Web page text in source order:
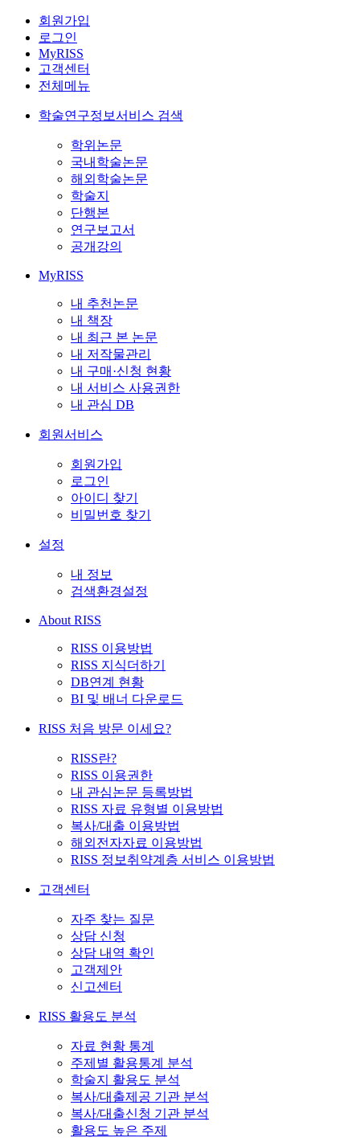
회원가입
로그인
MyRISS
고객센터
전체메뉴
학술연구정보서비스 검색
학위논문
국내학술논문
해외학술논문
학술지
단행본
연구보고서
공개강의
MyRISS
내 추천논문
내 책장
내 최근 본 논문
내 저작물관리
내 구매·신청 현황
내 서비스 사용권한
내 관심 DB
회원서비스
회원가입
로그인
아이디 찾기
비밀번호 찾기
설정
내 정보
검색환경설정
About RISS
RISS 이용방법
RISS 지식더하기
DB연계 현황
BI 및 배너 다운로드
RISS 처음 방문 이세요?
RISS란?
RISS 이용권한
내 관심논문 등록방법
RISS 자료 유형별 이용방법
복사/대출 이용방법
해외전자자료 이용방법
RISS 정보취약계층 서비스 이용방법
고객센터
자주 찾는 질문
상담 신청
상담 내역 확인
고객제안
신고센터
RISS 활용도 분석
자료 현황 통계
주제별 활용통계 분석
학술지 활용도 분석
복사/대출제공 기관 분석
복사/대출신청 기관 분석
활용도 높은 주제